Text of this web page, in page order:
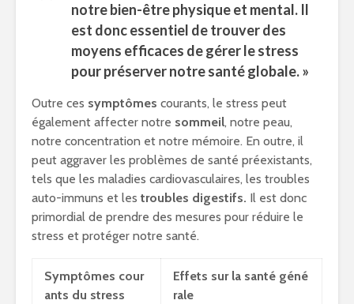
notre bien-être physique et mental. Il
est donc essentiel de trouver des
moyens efficaces de gérer le stress
pour préserver notre santé globale. »
Outre ces symptômes courants, le stress peut
également affecter notre sommeil, notre peau,
notre concentration et notre mémoire. En outre, il
peut aggraver les problèmes de santé préexistants,
tels que les maladies cardiovasculaires, les troubles
auto-immuns et les troubles digestifs. Il est donc
primordial de prendre des mesures pour réduire le
stress et protéger notre santé.
Symptômes cour
ants du stress
Effets sur la santé géné
rale